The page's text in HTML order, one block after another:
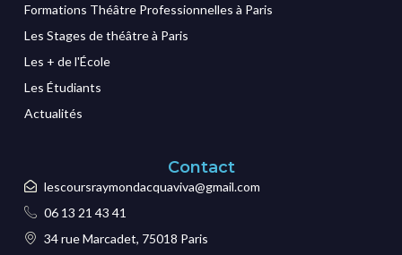
Formations Théâtre Professionnelles à Paris
Les Stages de théâtre à Paris
Les + de l'École
Les Étudiants
Actualités
Contact
lescoursraymondacquaviva@gmail.com
06 13 21 43 41
34 rue Marcadet, 75018 Paris